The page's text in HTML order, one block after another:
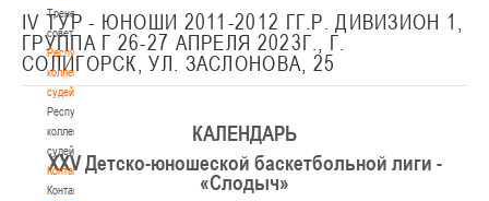
Тренерский
совет
Республиканская
коллегия
судей
Республиканская
коллегия
судей
Контакты
Контакты
IV ТУР - ЮНОШИ 2011-2012 ГГ.Р. ДИВИЗИОН 1,
ГРУППА Г 26-27 АПРЕЛЯ 2023Г., Г.
СОЛИГОРСК, УЛ. ЗАСЛОНОВА, 25
КАЛЕНДАРЬ
XXV Детско-юношеской баскетбольной лиги -
«Слодыч»